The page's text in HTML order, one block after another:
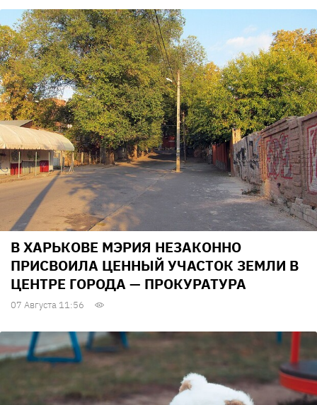
В ХАРЬКОВЕ МЭРИЯ НЕЗАКОННО
ПРИСВОИЛА ЦЕННЫЙ УЧАСТОК ЗЕМЛИ В
ЦЕНТРЕ ГОРОДА — ПРОКУРАТУРА
07 Августа 11:56